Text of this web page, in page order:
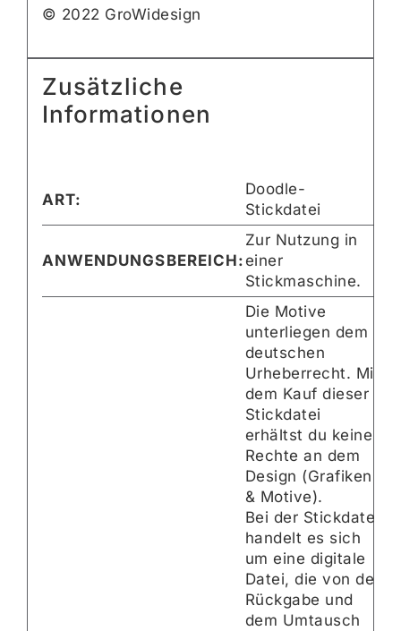
© 2022 GroWidesign
Zusätzliche
Informationen
ART:
Doodle-
Stickdatei
ANWENDUNGSBEREICH:
Zur Nutzung in
einer
Stickmaschine.
Die Motive
unterliegen dem
deutschen
Urheberrecht. Mit
dem Kauf dieser
Stickdatei
erhältst du keine
Rechte an dem
Design (Grafiken
& Motive).
Bei der Stickdatei
handelt es sich
um eine digitale
Datei, die von der
Rückgabe und
dem Umtausch